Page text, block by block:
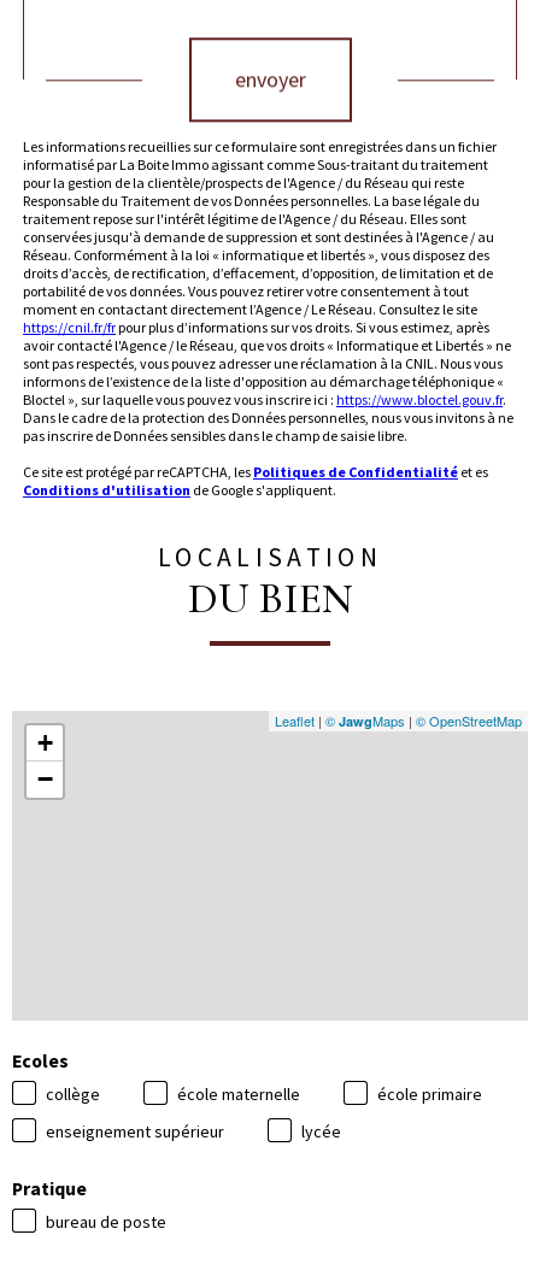
envoyer
Les informations recueillies sur ce formulaire sont enregistrées dans un fichier
informatisé par La Boite Immo agissant comme Sous-traitant du traitement
pour la gestion de la clientèle/prospects de l'Agence / du Réseau qui reste
Responsable du Traitement de vos Données personnelles. La base légale du
traitement repose sur l'intérêt légitime de l'Agence / du Réseau. Elles sont
conservées jusqu'à demande de suppression et sont destinées à l'Agence / au
Réseau. Conformément à la loi « informatique et libertés », vous disposez des
droits d’accès, de rectification, d’effacement, d’opposition, de limitation et de
portabilité de vos données. Vous pouvez retirer votre consentement à tout
moment en contactant directement l’Agence / Le Réseau. Consultez le site
https://cnil.fr/frpour plus d’informations sur vos droits. Si vous estimez, après
avoir contacté l'Agence / le Réseau, que vos droits « Informatique et Libertés » ne
sont pas respectés, vous pouvez adresser une réclamation à la CNIL. Nous vous
informons de l’existence de la liste d'opposition au démarchage téléphonique «
Bloctel », sur laquelle vous pouvez vous inscrire ici : https://www.bloctel.gouv.fr.
Dans le cadre de la protection des Données personnelles, nous vous invitons à ne
pas inscrire de Données sensibles dans le champ de saisie libre.
Ce site est protégé par reCAPTCHA, les Politiques de Confidentialité et es
Conditions d'utilisation de Google s'appliquent.
LOCALISATION
DU BIEN
+
−
Leaflet | © JawgMaps | © OpenStreetMap
Ecoles
collège école maternelle
école primaire
enseignement supérieur
lycée
Pratique
bureau de poste